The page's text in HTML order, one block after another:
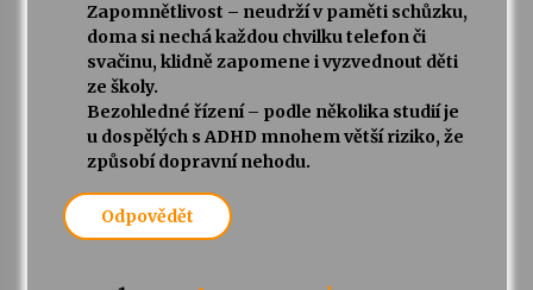
Zapomnětlivost – neudrží v paměti schůzku,
doma si nechá každou chvilku telefon či
svačinu, klidně zapomene i vyzvednout děti
ze školy.
Bezohledné řízení – podle několika studií je
u dospělých s ADHD mnohem větší riziko, že
způsobí dopravní nehodu.
Odpovědět